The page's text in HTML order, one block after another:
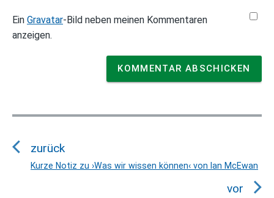
Ein Gravatar-Bild neben meinen Kommentaren
anzeigen.
B
i
zurück
V
Kurze Notiz zu ›Was wir wissen können‹ von Ian McEwan
vor